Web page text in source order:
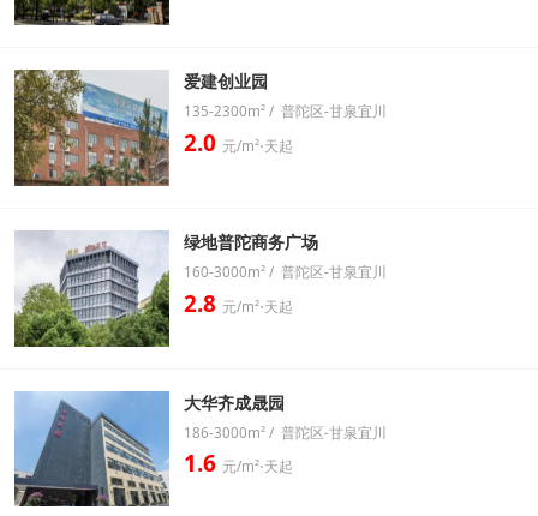
爱建创业园
135-2300m² / 普陀区-甘泉宜川
2.0 元/m²⋅天起
绿地普陀商务广场
160-3000m² / 普陀区-甘泉宜川
2.8 元/m²⋅天起
大华齐成晟园
186-3000m² / 普陀区-甘泉宜川
1.6 元/m²⋅天起